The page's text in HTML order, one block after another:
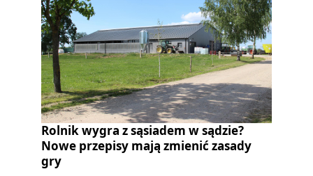
Rolnik wygra z sąsiadem w sądzie?
Nowe przepisy mają zmienić zasady
gry